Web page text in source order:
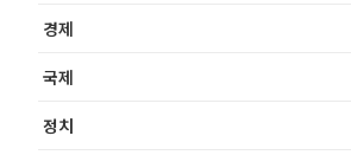
경제
국제
정치